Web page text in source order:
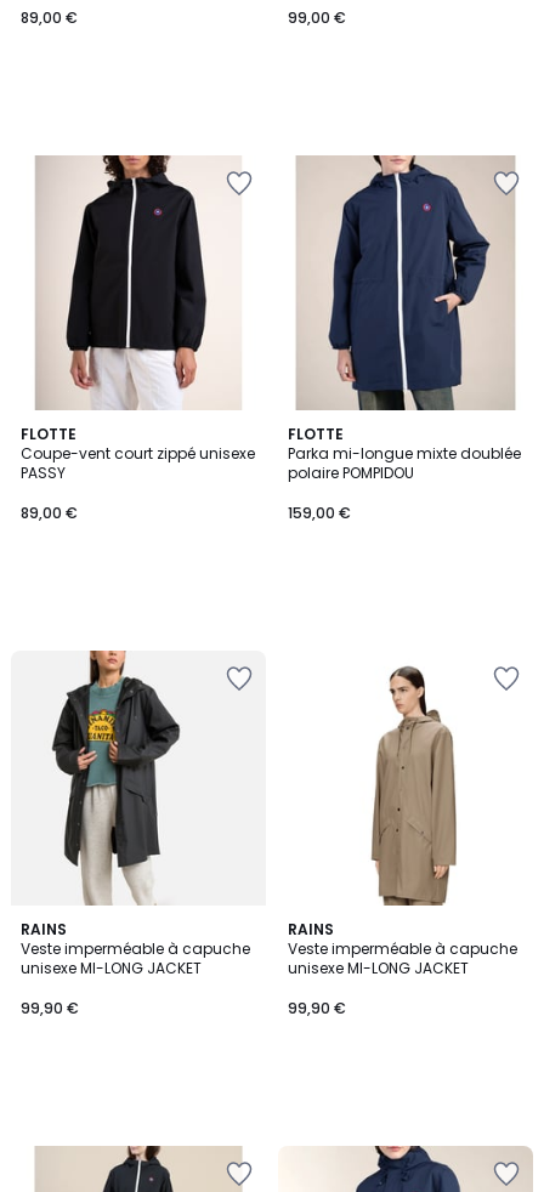
89,00 €
99,00 €
FLOTTE
Coupe-vent court zippé unisexe
PASSY
89,00 €
FLOTTE
Parka mi-longue mixte doublée
polaire POMPIDOU
159,00 €
RAINS
Veste imperméable à capuche
unisexe MI-LONG JACKET
99,90 €
RAINS
Veste imperméable à capuche
unisexe MI-LONG JACKET
99,90 €